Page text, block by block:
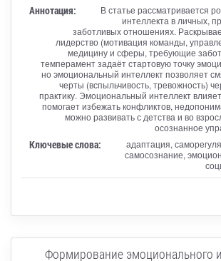
Аннотация:
В статье рассматривается
интеллекта в личных,
заботливых отношениях.
лидерство (мотивация команды,
медицину и сферы, требующие
темперамент задаёт стартовую точку
но эмоциональный интеллект позволяет
черты (вспыльчивость, тревожность)
практику. Эмоциональный интеллект
помогает избежать конфликтов,
можно развивать с детства и во
осознанное
Ключевые слова:
адаптация,
самосознание,
Формирование эмоционального